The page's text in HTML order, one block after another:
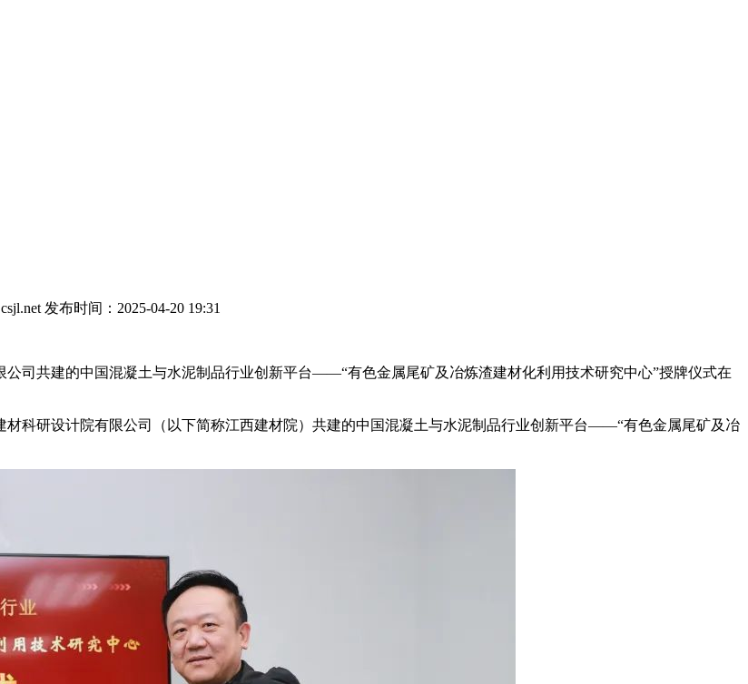
发布时间：2025-04-20 19:31
共建的中国混凝土与水泥制品行业创新平台——“有色金属尾矿及冶炼渣建材化利用技术研究中心”授牌仪式在
科研设计院有限公司（以下简称江西建材院）共建的中国混凝土与水泥制品行业创新平台——“有色金属尾矿及冶